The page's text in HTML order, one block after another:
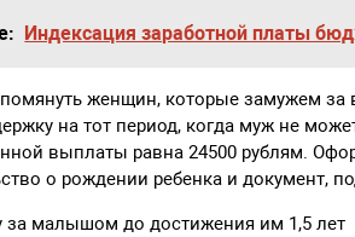
Индексация заработной платы
женщин, которые замужем
на тот период, когда муж не
выплаты равна 24500 рублям.
о рождении ребенка и документ,
за малышом до достижения им 1,5 лет